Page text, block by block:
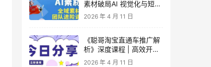
素材破局AI 视觉化与短剧
营销实战指南——高效增
策略
2026 年 4 月 11 日
《聪哥淘宝直通车推广解
析》深度课程 | 高效开
车、极速投产系统实操课
2026 年 4 月 11 日